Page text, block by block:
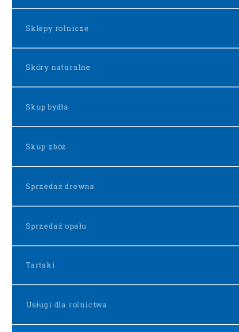
Sklepy rolnicze
Skóry naturalne
Skup bydła
Skup zbóż
Sprzedaż drewna
Sprzedaż opału
Tartaki
Usługi dla rolnictwa